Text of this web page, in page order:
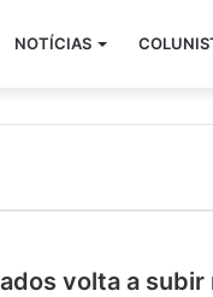
NOTÍCIAS
volta a